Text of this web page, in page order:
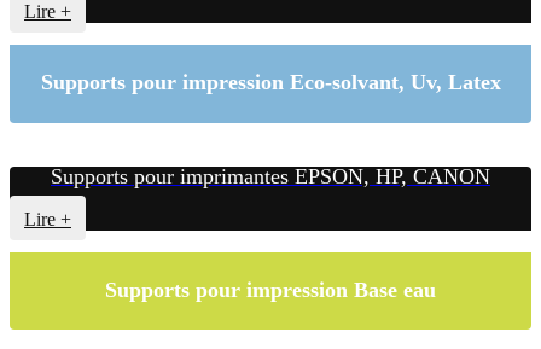
Lire +
Supports pour impression Eco-solvant, Uv, Latex
Supports pour imprimantes EPSON, HP, CANON
Lire +
Supports pour impression Base eau